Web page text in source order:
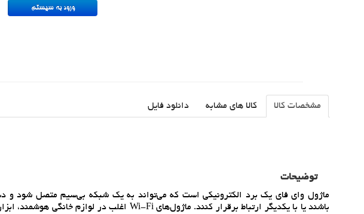
مشخصات کالا کالا های مشابه دانلود فایل
توضیحات
ماژول واي فاي يک برد الکترونيکي است که مي‌تواند به يک شبکه بي‌سيم متصل شود و